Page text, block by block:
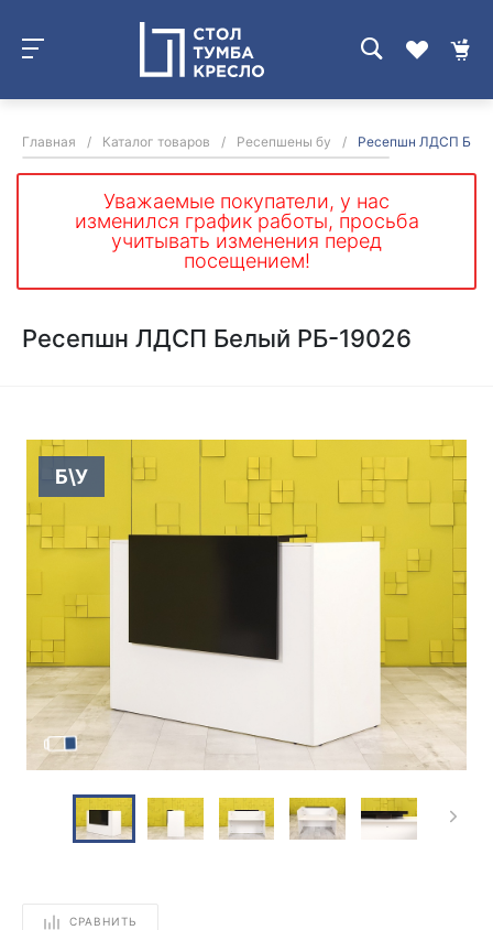
Главная / Каталог товаров / Ресепшены бу / Ресепшн ЛДСП
Уважаемые покупатели, у нас
изменился график работы, просьба
учитывать изменения перед
посещением!
Ресепшн ЛДСП Белый РБ-19026
Б\У
СРАВНИТЬ